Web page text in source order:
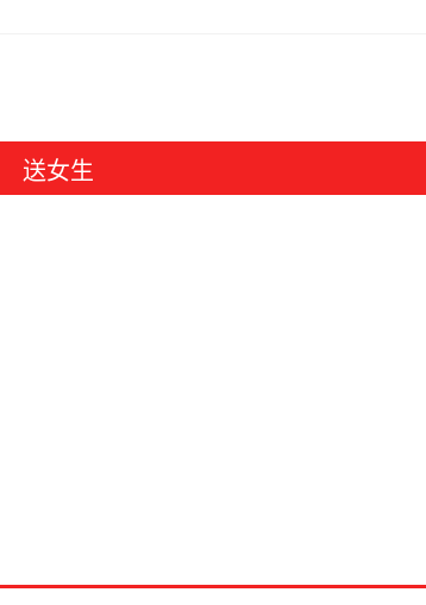
送女生